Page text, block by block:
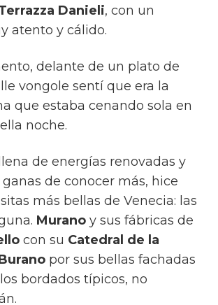
Danieli, con un
atento y cálido.
delante de un plato de
vongole sentí que era la
que estaba cenando sola en
noche.
de energías renovadas y
de conocer más, hice
más bellas de Venecia: las
Murano y sus fábricas de
con su Catedral de la
por sus bellas fachadas
bordados típicos, no